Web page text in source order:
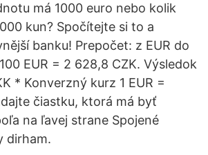
má 1000 euro nebo kolik
kun? Spočítejte si to a
banku! Prepočet: z EUR do
EUR = 2 628,8 CZK. Výsledok
* Konverzný kurz 1 EUR =
čiastku, ktorá má byť
na ľavej strane Spojené
dirham.